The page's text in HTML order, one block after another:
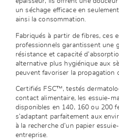
un séchage efficace en
ainsi la consommation.
Fabriqués à partir de fibres, ces
professionnels garantissent une
résistance et capacité
alternative plus hygiénique aux
peuvent favoriser la propagation
Certifiés FSC™, testés
contact alimentaire, les essuie-
disponibles en 140, 160 ou 200
s’adaptant parfaitement aux
à la recherche d’un papier
entreprise.